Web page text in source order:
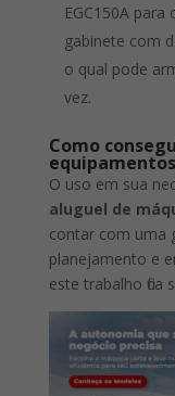
EGC150A
gabinete com
o qual pode
vez.
Como
O uso em sua
aluguel de
contar com uma
planejamento e
este trabalho fica